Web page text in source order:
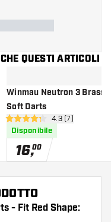
QUESTI ARTICOLI
alla lista dei desideri
Winmau Neutron 3 Brass
Soft Darts
apri pannello
4.3 stelle di valutazione
4.3 (7)
Disponibile
16,00
- Fit Red Shape: